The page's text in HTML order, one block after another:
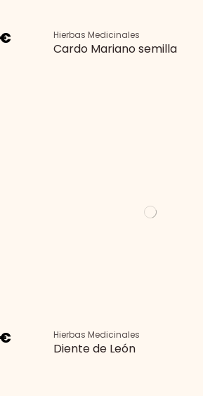
Hierbas Medicinales
Cardo Mariano semilla
Hierbas Medicinales
Diente de León